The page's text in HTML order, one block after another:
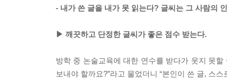
- 내가 쓴 글을 내가 못 읽는다? 글씨는 그 사람의
▶ 깨끗하고 단정한 글씨가 좋은 점수 받는다.
방학 중 논술교육에 대한 연수를 받다가 웃지 못
보내야 할까요?”라고 물었더니 “본인이 쓴 글, 스